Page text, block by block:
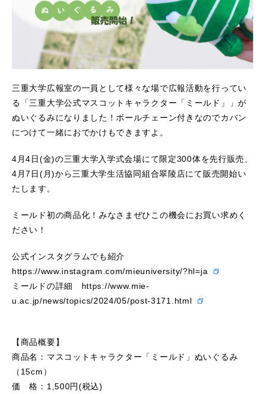
三重大学広報室の一員として様々な場で広報活動を行ってい
る「三重大学公式マスコットキャラクター「ミールド」」が
ぬいぐるみになりました！ボールチェーン付きなのでカバン
につけて一緒におでかけもできますよ。
4月4日(金)の三重大学入学式会場にて限定300体を先行販売、
4月7日(月)から三重大学生活協同組合翠陵店にて販売開始い
たします。
ミールド初の商品化！みなさまぜひこの機会にお買い求めく
ださい！
公式インスタグラムでも紹介
https://www.instagram.com/mieuniversity/?hl=ja
ミールドの詳細 https://www.mie-
u.ac.jp/news/topics/2024/05/post-3171.html
【商品概要】
商品名：マスコットキャラクター「ミールド」ぬいぐるみ
（15cm）
価 格：1,500円(税込)